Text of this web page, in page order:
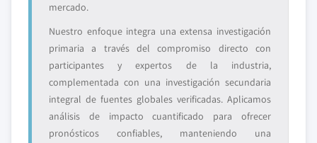
mercado.
Nuestro enfoque integra una extensa investigación
primaria a través del compromiso directo con
participantes y expertos de la industria,
complementada con una investigación secundaria
integral de fuentes globales verificadas. Aplicamos
análisis de impacto cuantificado para ofrecer
pronósticos confiables, manteniendo una